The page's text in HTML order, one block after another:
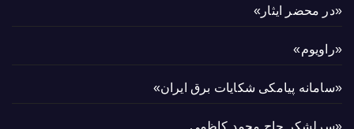
«در محضر ایثار»
«راویوم»
«سامانه پیامکی شکایات برق ایران»